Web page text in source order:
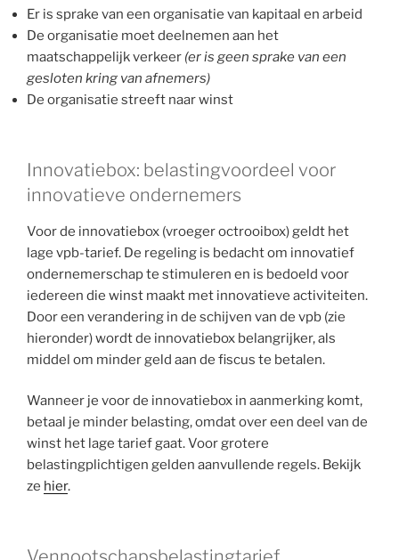
Er is sprake van een organisatie van kapitaal en arbeid
De organisatie moet deelnemen aan het
maatschappelijk verkeer (er is geen sprake van een
gesloten kring van afnemers)
De organisatie streeft naar winst
Innovatiebox: belastingvoordeel voor
innovatieve ondernemers
Voor de innovatiebox (vroeger octrooibox) geldt het
lage vpb-tarief. De regeling is bedacht om innovatief
ondernemerschap te stimuleren en is bedoeld voor
iedereen die winst maakt met innovatieve activiteiten.
Door een verandering in de schijven van de vpb (zie
hieronder) wordt de innovatiebox belangrijker, als
middel om minder geld aan de fiscus te betalen.
Wanneer je voor de innovatiebox in aanmerking komt,
betaal je minder belasting, omdat over een deel van de
winst het lage tarief gaat. Voor grotere
belastingplichtigen gelden aanvullende regels. Bekijk
ze hier.